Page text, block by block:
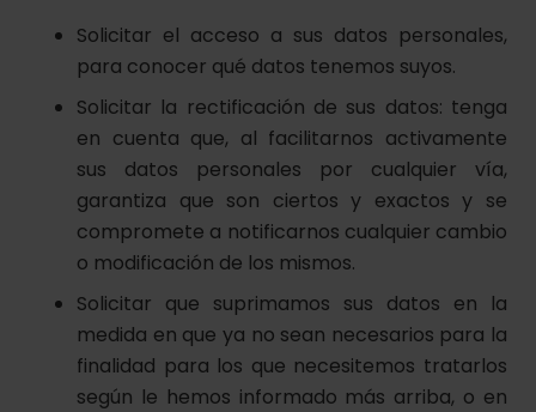
Solicitar el acceso a sus datos personales,
para conocer qué datos tenemos suyos.
Solicitar la rectificación de sus datos: tenga
en cuenta que, al facilitarnos activamente
sus datos personales por cualquier vía,
garantiza que son ciertos y exactos y se
compromete a notificarnos cualquier cambio
o modificación de los mismos.
Solicitar que suprimamos sus datos en la
medida en que ya no sean necesarios para la
finalidad para los que necesitemos tratarlos
según le hemos informado más arriba, o en